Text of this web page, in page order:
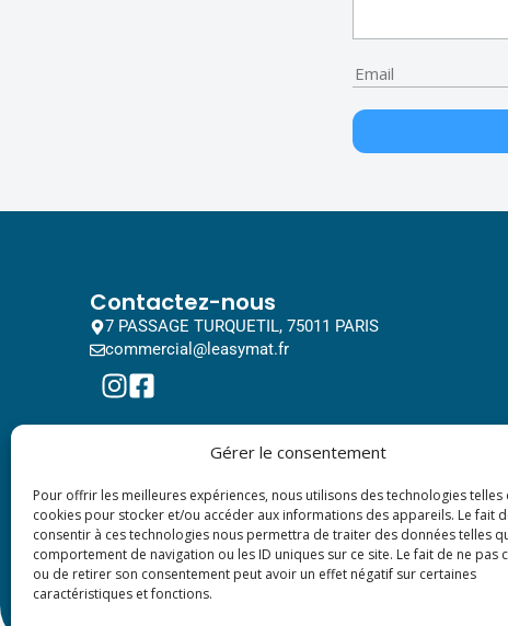
Gérer le consentement
Pour offrir les meilleures expériences, nous utilisons des technologies telles
cookies pour stocker et/ou accéder aux informations des appareils. Le fait
consentir à ces technologies nous permettra de traiter des données telles
comportement de navigation ou les ID uniques sur ce site. Le fait de ne pas
ou de retirer son consentement peut avoir un effet négatif sur certaines
caractéristiques et fonctions.
Contactez-nous
7 PASSAGE TURQUETIL, 75011 PARIS
commercial@leasymat.fr